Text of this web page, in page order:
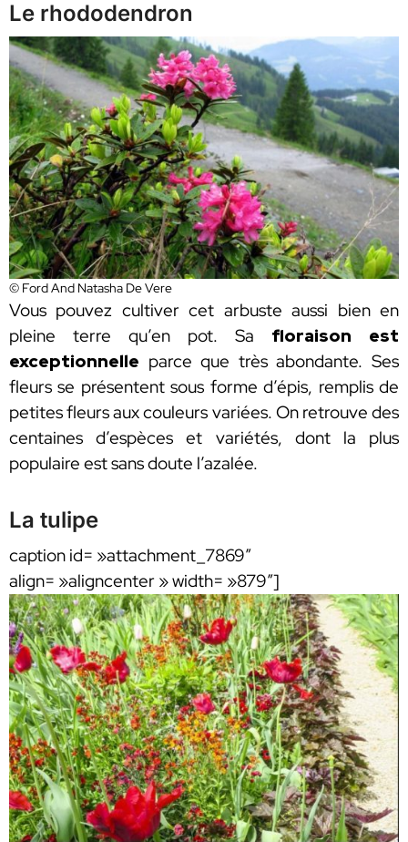
Le rhododendron
© Ford And Natasha De Vere
Vous pouvez cultiver cet arbuste aussi bien en
pleine terre qu’en pot. Sa floraison est
exceptionnelle parce que très abondante. Ses
fleurs se présentent sous forme d’épis, remplis de
petites fleurs aux couleurs variées. On retrouve des
centaines d’espèces et variétés, dont la plus
populaire est sans doute l’azalée.
La tulipe
caption id= »attachment_7869″
align= »aligncenter » width= »879″]